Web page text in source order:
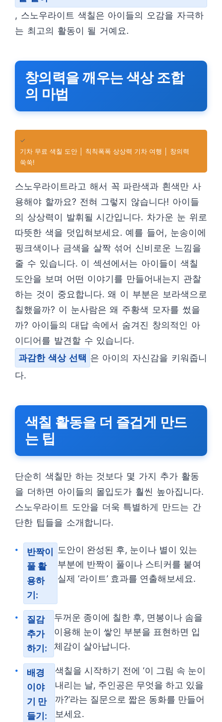
, 스노우라이트 색칠은 아이들의 오감을 자극하
는 최고의 활동이 될 거예요.
창의력을 깨우는 색상 조합
의 마법
✓
기차 무료 색칠 도안 │ 칙칙폭폭 상상력 기차 여행 │ 창의력
쑥쑥!
스노우라이트라고 해서 꼭 파란색과 흰색만 사
용해야 할까요? 전혀 그렇지 않습니다! 아이들
의 상상력이 발휘될 시간입니다. 차가운 눈 위로
따뜻한 색을 덧입혀보세요. 예를 들어, 눈송이에
핑크색이나 금색을 살짝 섞어 신비로운 느낌을
줄 수 있습니다. 이 섹션에서는 아이들이 색칠
도안을 보며 어떤 이야기를 만들어내는지 관찰
하는 것이 중요합니다. 왜 이 부분은 보라색으로
칠했을까? 이 눈사람은 왜 주황색 모자를 썼을
까? 아이들의 대답 속에서 숨겨진 창의적인 아
이디어를 발견할 수 있습니다.
과감한 색상 선택 은 아이의 자신감을 키워줍니
다.
색칠 활동을 더 즐겁게 만드
는 팁
단순히 색칠만 하는 것보다 몇 가지 추가 활동
을 더하면 아이들의 몰입도가 훨씬 높아집니다.
스노우라이트 도안을 더욱 특별하게 만드는 간
단한 팁들을 소개합니다.
반짝이
풀 활
용하
기:
도안이 완성된 후, 눈이나 별이 있는
부분에 반짝이 풀이나 스티커를 붙여
실제 ‘라이트’ 효과를 연출해보세요.
질감
추가
하기:
두꺼운 종이에 칠한 후, 면봉이나 솜을
이용해 눈이 쌓인 부분을 표현하면 입
체감이 살아납니다.
배경
이야
기 만
들기:
색칠을 시작하기 전에 ‘이 그림 속 눈이
내리는 날, 주인공은 무엇을 하고 있을
까?’라는 질문으로 짧은 동화를 만들어
보세요.